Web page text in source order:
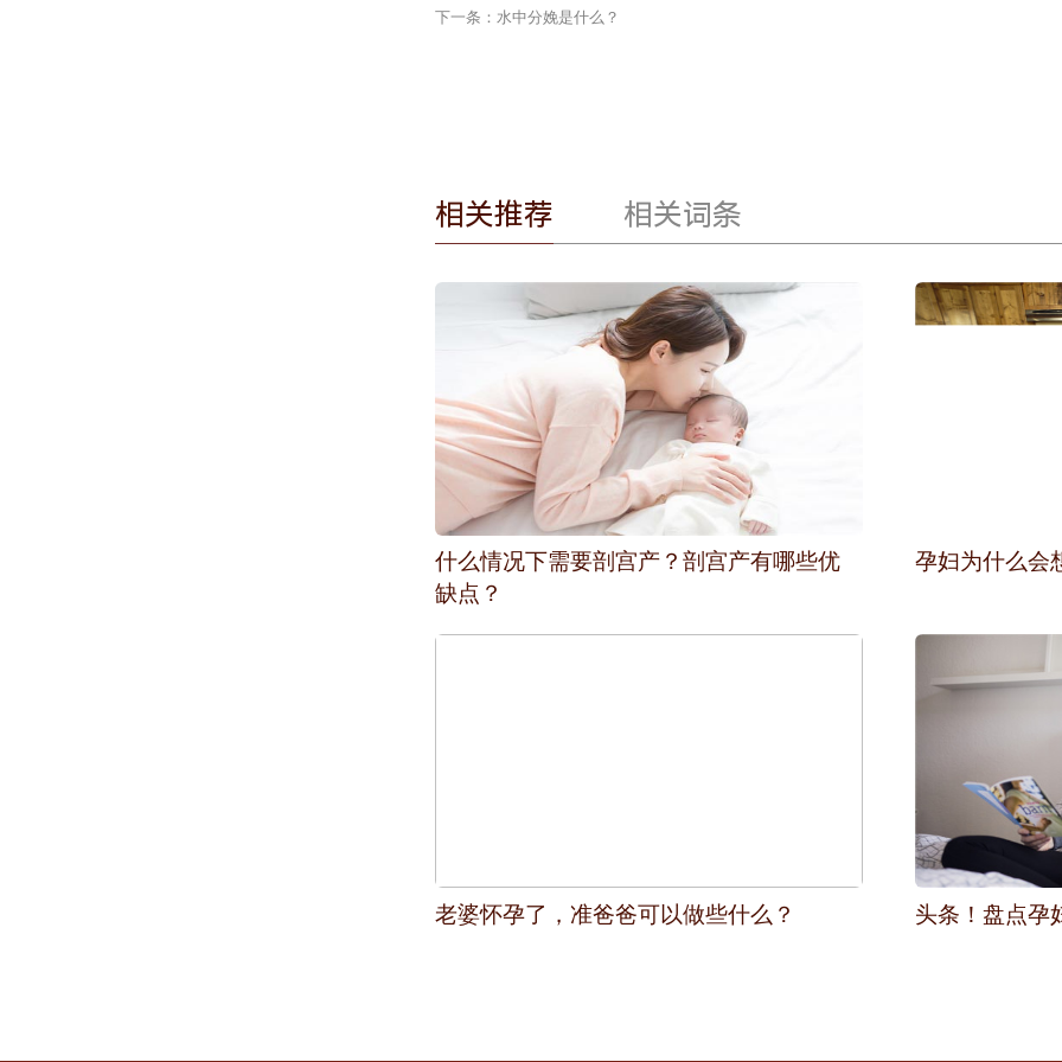
下一条：水中分娩是什么？
相关推荐 相关词条
什么情况下需要剖宫产？剖宫产有哪些优
缺点？
孕妇为什么会
老婆怀孕了，准爸爸可以做些什么？ 头条！盘点孕